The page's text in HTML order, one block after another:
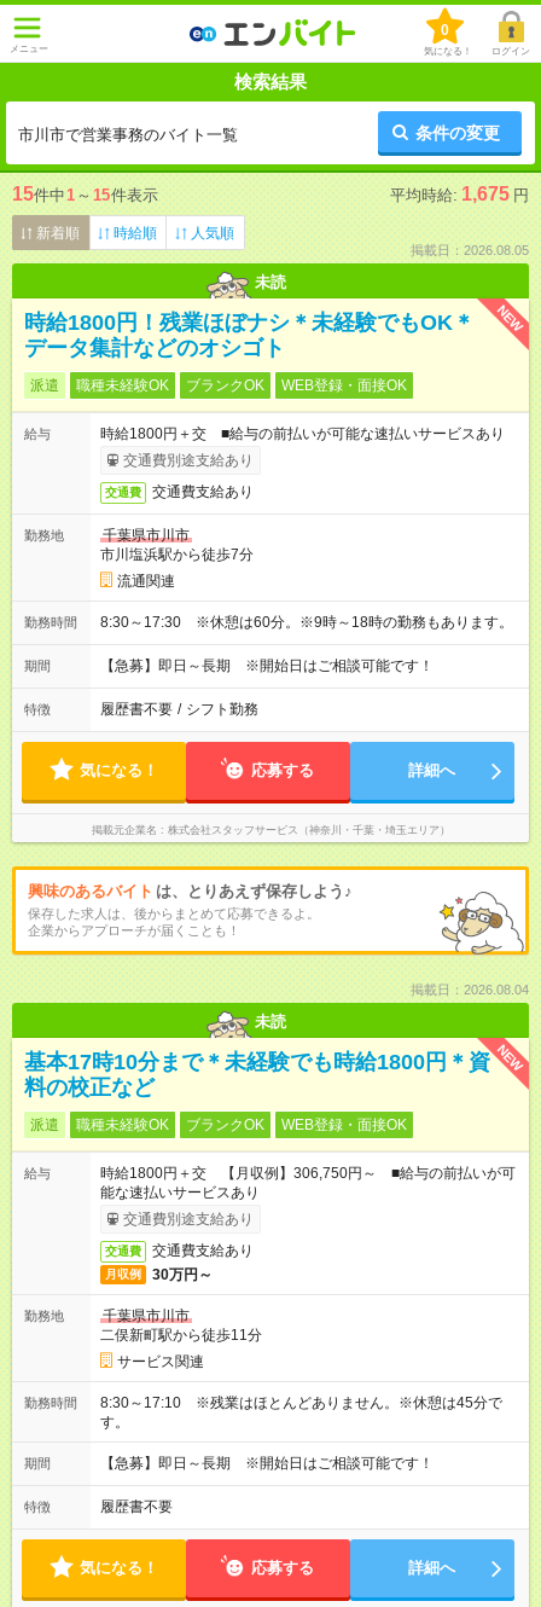
メニュー
0
気になる！ ログイン
検索結果
市川市で営業事務のバイト一覧 条件の変更
15件中1 ～ 15件表示 平均時給: 1,675 円
新着順 時給順 人気順
掲載日：2026.08.05
未読
NEW
時給1800円！残業ほぼナシ＊未経験でもOK＊
データ集計などのオシゴト
派遣 職種未経験OK ブランクOK WEB登録・面接OK
給与
時給1800円＋交 ■給与の前払いが可能な速払いサービスあり
交通費別途支給あり
交通費 交通費支給あり
勤務地
千葉県市川市
市川塩浜駅から徒歩7分
流通関連
勤務時間 8:30～17:30 ※休憩は60分。※9時～18時の勤務もあります。
期間 【急募】即日～長期 ※開始日はご相談可能です！
特徴 履歴書不要 / シフト勤務
気になる！ 応募する 詳細へ
掲載元企業名 株式会社スタッフサービス（神奈川・千葉・埼玉エリア）
興味のあるバイト は、とりあえず保存しよう♪
保存した求人は、後からまとめて応募できるよ。
企業からアプローチが届くことも！
掲載日：2026.08.04
未読
NEW
基本17時10分まで＊未経験でも時給1800円＊資
料の校正など
派遣 職種未経験OK ブランクOK WEB登録・面接OK
給与
時給1800円＋交 【月収例】306,750円～ ■給与の前払いが可
能な速払いサービスあり
交通費別途支給あり
交通費 交通費支給あり
月収例 30万円～
勤務地
千葉県市川市
二俣新町駅から徒歩11分
サービス関連
勤務時間
8:30～17:10 ※残業はほとんどありません。※休憩は45分で
す。
期間 【急募】即日～長期 ※開始日はご相談可能です！
特徴 履歴書不要
気になる！ 応募する 詳細へ